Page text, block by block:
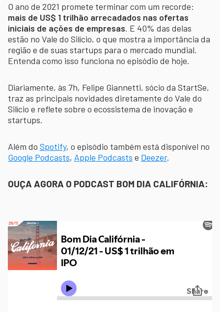
O ano de 2021 promete terminar com um recorde:
mais de US$ 1 trilhão arrecadados nas ofertas
iniciais de ações de empresas. E 40% das delas
estão no Vale do Silício, o que mostra a importância da
região e de suas startups para o mercado mundial.
Entenda como isso funciona no episódio de hoje.
Diariamente, às 7h, Felipe Giannetti, sócio da StartSe,
traz as principais novidades diretamente do Vale do
Silício e reflete sobre o ecossistema de inovação e
startups.
Além do Spotify, o episódio também está disponível no
Google Podcasts, Apple Podcasts e Deezer.
OUÇA AGORA O PODCAST BOM DIA CALIFÓRNIA: